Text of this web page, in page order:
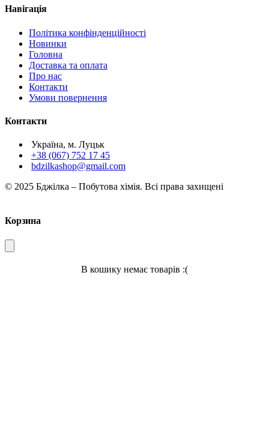
Навігація
Політика конфінденційності
Новинки
Головна
Доставка та оплата
Про нас
Контакти
Умови повернення
Контакти
Україна, м. Луцьк
+38 (067) 752 17 45
bdzilkashop@gmail.com
© 2025 Бджілка – Побутова хімія. Всі права захищені
Корзина
В кошику немає товарів :(